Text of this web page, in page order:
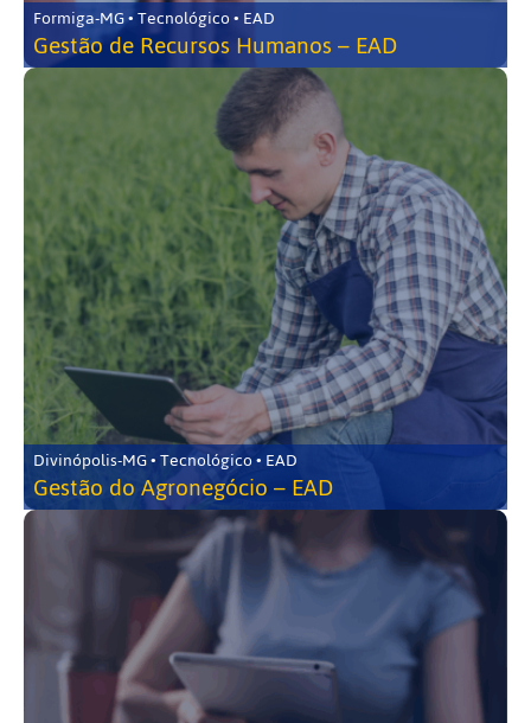
Formiga-MG • Tecnológico • EAD
Gestão de Recursos Humanos – EAD
Divinópolis-MG • Tecnológico • EAD
Gestão do Agronegócio – EAD